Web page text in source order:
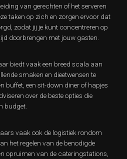
van gerechten of het serveren
taken op zich en zorgen ervoor dat
zodat jij je kunt concentreren op
doorbrengen met jouw gasten.
biedt vaak een breed scala aan
smaken en dieetwensen te
buffet, een sit-down diner of hapjes
over de beste opties die
budget.
vaak ook de logistiek rondom
het regelen van de benodigde
opruimen van de cateringstations,